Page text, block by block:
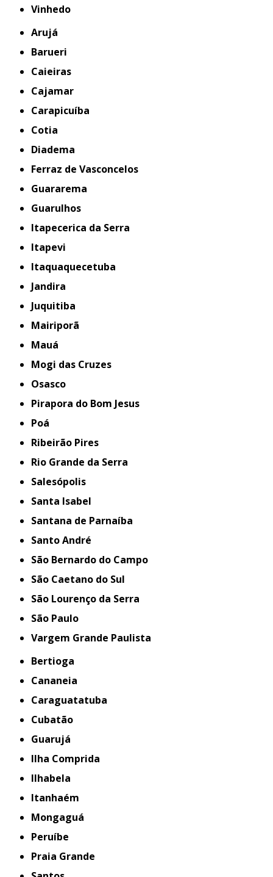
Vinhedo
Arujá
Barueri
Caieiras
Cajamar
Carapicuíba
Cotia
Diadema
Ferraz de Vasconcelos
Guararema
Guarulhos
Itapecerica da Serra
Itapevi
Itaquaquecetuba
Jandira
Juquitiba
Mairiporã
Mauá
Mogi das Cruzes
Osasco
Pirapora do Bom Jesus
Poá
Ribeirão Pires
Rio Grande da Serra
Salesópolis
Santa Isabel
Santana de Parnaíba
Santo André
São Bernardo do Campo
São Caetano do Sul
São Lourenço da Serra
São Paulo
Vargem Grande Paulista
Bertioga
Cananeia
Caraguatatuba
Cubatão
Guarujá
Ilha Comprida
Ilhabela
Itanhaém
Mongaguá
Peruíbe
Praia Grande